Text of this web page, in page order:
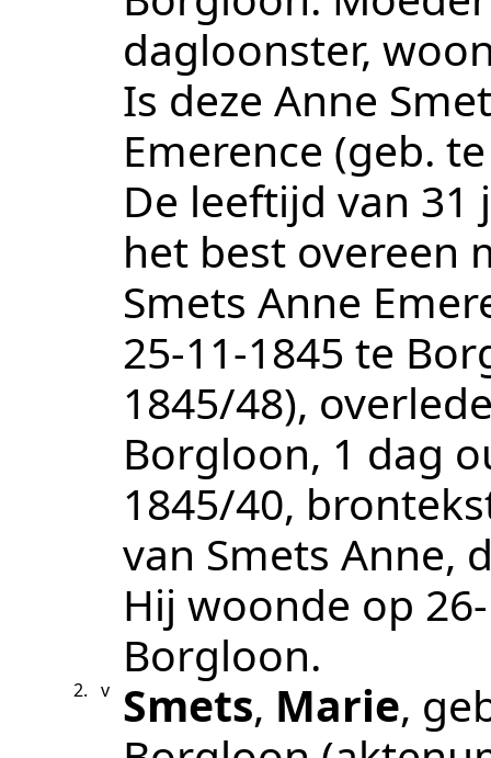
dagloonster,
Is deze Anne
Emerence (geb.
De leeftijd van 31
het best overeen
Smets Anne
25‑11‑1845 te
1845/48),
Borgloon, 1 dag
1845/40,
van Smets Anne,
Hij woonde op
Borgloon.
2. v Smets, Marie,